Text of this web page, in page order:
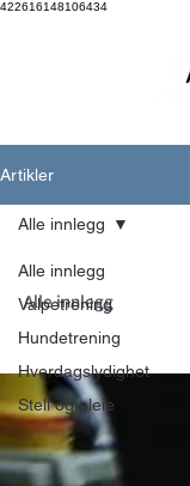
422616148106434
Artikler
Alle innlegg
Valpetrening
Hundetrening
Hverdagslydighet
Stell og pleie
Alle innlegg
Alle innlegg